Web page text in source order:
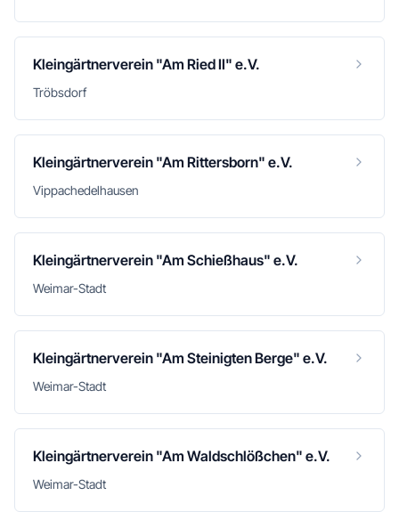
Kleingärtnerverein "Am Ried II" e.V.
Tröbsdorf
Kleingärtnerverein "Am Rittersborn" e.V.
Vippachedelhausen
Kleingärtnerverein "Am Schießhaus" e.V.
Weimar-Stadt
Kleingärtnerverein "Am Steinigten Berge" e.V.
Weimar-Stadt
Kleingärtnerverein "Am Waldschlößchen" e.V.
Weimar-Stadt